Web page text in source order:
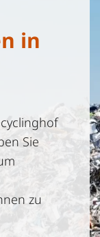
in
Sie
zu